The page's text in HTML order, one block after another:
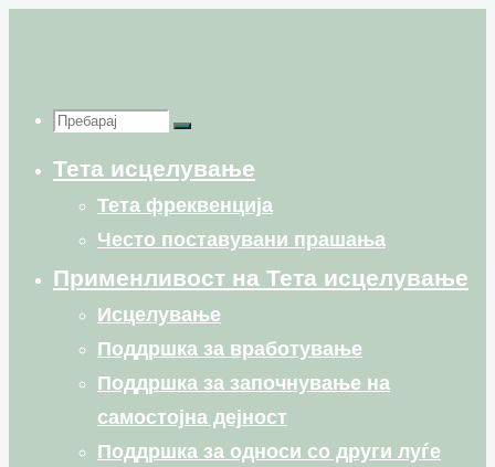
Пребарај
Пребарај
for:
Пребарај
Тета исцелување
Тета фреквенција
Често поставувани прашања
Применливост на Тета исцелување
Исцелување
Поддршка за вработување
Поддршка за започнување на
самостојна дејност
Поддршка за односи со други луѓе